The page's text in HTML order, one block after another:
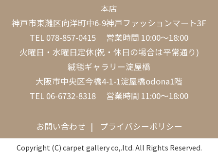
本店
神戸市東灘区向洋町中6-9神戸ファッションマート3F
TEL 078-857-0415 営業時間 10:00～18:00
火曜日・水曜日定休(祝・休日の場合は平常通り)
絨毯ギャラリー淀屋橋
大阪市中央区今橋4-1-1淀屋橋odona1階
TEL 06-6732-8318 営業時間 11:00～18:00
お問い合わせ プライバシーポリシー
Copyright (C) carpet gallery co,.ltd. All Rights Reserved.